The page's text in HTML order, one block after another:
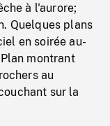
à l'aurore;
Quelques plans
en soirée au-
montrant
au
sur la